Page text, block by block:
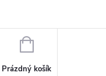
NÁKUPNÍ
Prázdný košík